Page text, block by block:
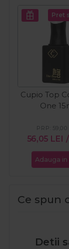
Pret
Cupio Top
One
56,05 LEI
PRP: 59,00
Adauga in
Ce spun
Detii